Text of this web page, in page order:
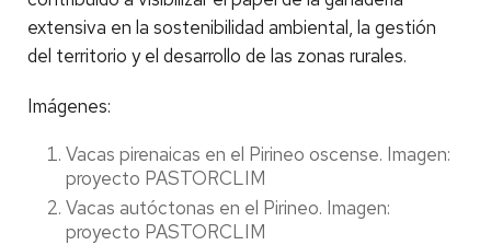
extensiva en la sostenibilidad ambiental, la gestión
del territorio y el desarrollo de las zonas rurales.
Imágenes:
Vacas pirenaicas en el Pirineo oscense. Imagen:
proyecto PASTORCLIM
Vacas autóctonas en el Pirineo. Imagen:
proyecto PASTORCLIM